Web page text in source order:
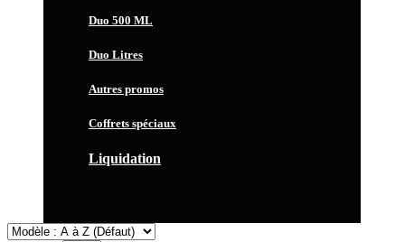
Duo 500 ML
Duo Litres
Autres promos
Coffrets spéciaux
Liquidation